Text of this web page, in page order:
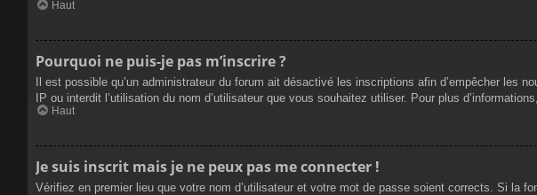
Haut
Pourquoi ne puis-je pas m’inscrire ?
Il est possible qu’un administrateur du forum ait désactivé les inscriptions afin d’empêcher les
IP ou interdit l’utilisation du nom d’utilisateur que vous souhaitez utiliser. Pour plus
Haut
Je suis inscrit mais je ne peux pas me connecter !
Vérifiez en premier lieu que votre nom d’utilisateur et votre mot de passe soient corrects. Si la